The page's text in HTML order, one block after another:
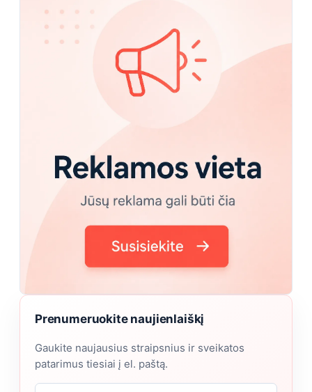
Prenumeruokite naujienlaiškį
Gaukite naujausius straipsnius ir sveikatos
patarimus tiesiai į el. paštą.